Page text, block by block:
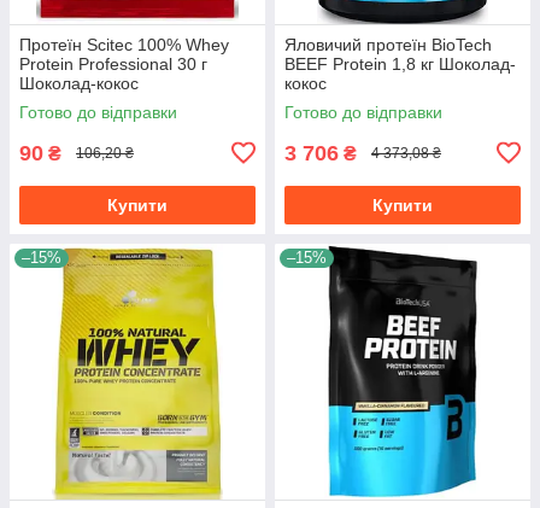
Протеїн Scitec 100% Whey
Protein Professional 30 г
Шоколад-кокос
Готово до відправки
90 ₴ 106,20 ₴
Купити
Яловичий протеїн BioTech
BEEF Protein 1,8 кг Шоколад-
кокос
Готово до відправки
3 706 ₴ 4 373,08 ₴
Купити
–15% –15%